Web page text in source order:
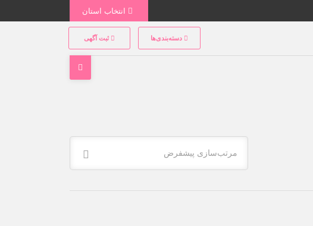
دسته‌بندی‌ها ثبت آگهی
مرتب‌سازی پیشفرض